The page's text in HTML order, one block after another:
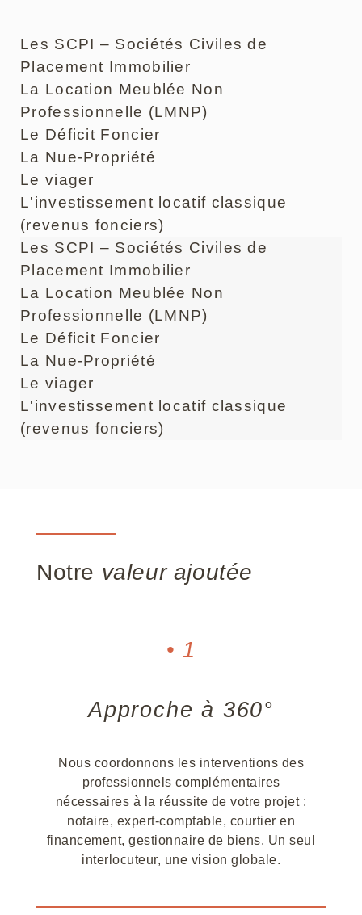
Les SCPI – Sociétés Civiles de
Placement Immobilier
La Location Meublée Non
Professionnelle (LMNP)
Le Déficit Foncier
La Nue-Propriété
Le viager
L'investissement locatif classique
(revenus fonciers)
Les SCPI – Sociétés Civiles de
Placement Immobilier
La Location Meublée Non
Professionnelle (LMNP)
Le Déficit Foncier
La Nue-Propriété
Le viager
L'investissement locatif classique
(revenus fonciers)
Notre valeur ajoutée
• 1
Approche à 360°
Nous coordonnons les interventions des
professionnels complémentaires
nécessaires à la réussite de votre projet :
notaire, expert-comptable, courtier en
financement, gestionnaire de biens. Un seul
interlocuteur, une vision globale.